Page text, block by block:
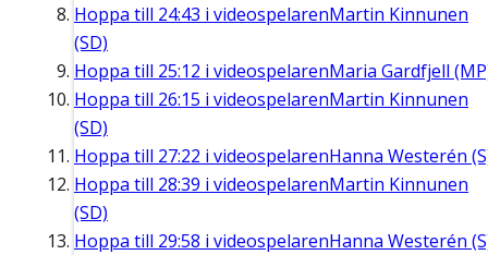
Hoppa till 24:43 i videospelarenMartin Kinnunen
(SD)
Hoppa till 25:12 i videospelarenMaria Gardfjell
Hoppa till 26:15 i videospelarenMartin Kinnunen
(SD)
Hoppa till 27:22 i videospelarenHanna Westerén
Hoppa till 28:39 i videospelarenMartin Kinnunen
(SD)
Hoppa till 29:58 i videospelarenHanna Westerén